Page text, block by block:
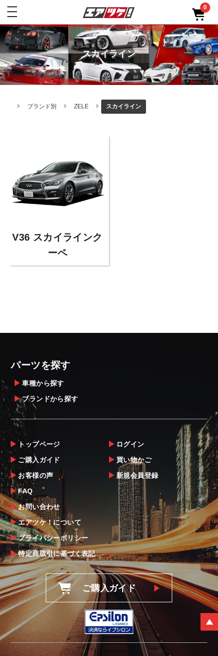
toggle
0
スカイライン
ブランド別 ZELE スカイライン
V36 スカイラインク
ーペ
パーツを探す
車種から探す
ブランドから探す
トップページ
ご購入ガイド
お客様の声
FAQ
お問い合わせ
エアツケ！について
プライバシーポリシー
特定商取引に基づく表記
ログイン
買い物かご
新規会員登録
ご購入ガイド